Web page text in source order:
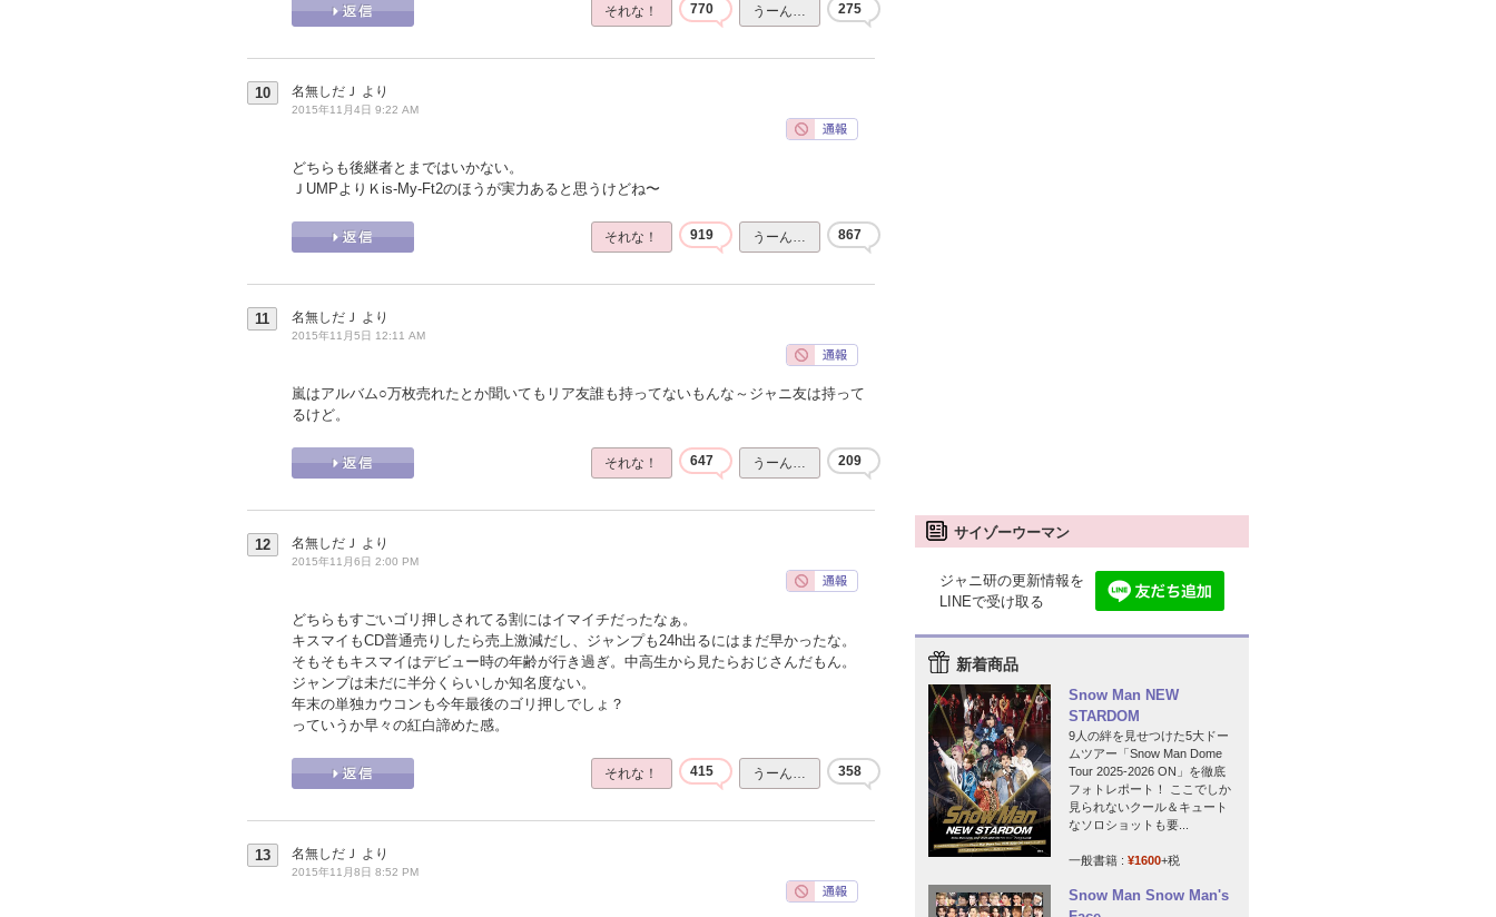
それな！ 770 うーん… 275
10 名無しだＪ より
2015年11月4日 9:22 AM
どちらも後継者とまではいかない。
ＪUMPよりＫis-My-Ft2のほうが実力あると思うけどね〜
それな！ 919 うーん… 867
11 名無しだＪ より
2015年11月5日 12:11 AM
嵐はアルバム○万枚売れたとか聞いてもリア友誰も持ってないもんな～ジャニ友は持って
るけど。
それな！ 647 うーん… 209
12 名無しだＪ より
2015年11月6日 2:00 PM
どちらもすごいゴリ押しされてる割にはイマイチだったなぁ。
キスマイもCD普通売りしたら売上激減だし、ジャンプも24h出るにはまだ早かったな。
そもそもキスマイはデビュー時の年齢が行き過ぎ。中高生から見たらおじさんだもん。
ジャンプは未だに半分くらいしか知名度ない。
年末の単独カウコンも今年最後のゴリ押しでしょ？
っていうか早々の紅白諦めた感。
それな！ 415 うーん… 358
13 名無しだＪ より
2015年11月8日 8:52 PM
サイゾーウーマン
ジャニ研の更新情報を
LINEで受け取る
新着商品
Snow Man NEW
STARDOM
9人の絆を見せつけた5大ドー
ムツアー「Snow Man Dome
Tour 2025-2026 ON」を徹底
フォトレポート！ ここでしか
見られないクール＆キュート
なソロショットも要...
一般書籍 : ¥1600+税
Snow Man Snow Man's